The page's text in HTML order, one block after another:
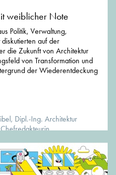
weiblicher Note
Politik, Verwaltung,
auf der
die Zukunft von Architektur
von Transformation und
der Wiederentdeckung
Dipl.-Ing. Architektur